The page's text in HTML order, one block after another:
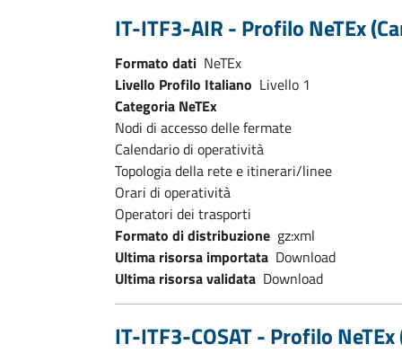
IT-ITF3-AIR - Profilo NeTEx
Formato dati NeTEx
Livello Profilo Italiano Livello 1
Categoria NeTEx
Nodi di accesso delle fermate
Calendario di operatività
Topologia della rete e itinerari/linee
Orari di operatività
Operatori dei trasporti
Formato di distribuzione gz:xml
Ultima risorsa importata Download
Ultima risorsa validata Download
IT-ITF3-COSAT - Profilo